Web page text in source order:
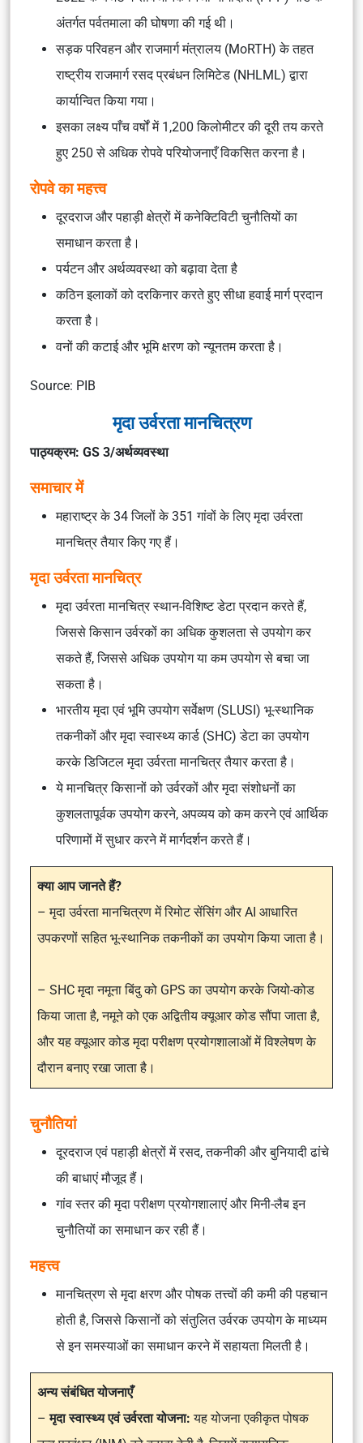
अंतर्गत पर्वतमाला की घोषणा की गई थी।
सड़क परिवहन और राजमार्ग मंत्रालय (MoRTH) के तहत
राष्ट्रीय राजमार्ग रसद प्रबंधन लिमिटेड (NHLML) द्वारा
कार्यान्वित किया गया।
इसका लक्ष्य पाँच वर्षों में 1,200 किलोमीटर की दूरी तय करते
हुए 250 से अधिक रोपवे परियोजनाएँ विकसित करना है।
रोपवे का महत्त्व
दूरदराज और पहाड़ी क्षेत्रों में कनेक्टिविटी चुनौतियों का
समाधान करता है।
पर्यटन और अर्थव्यवस्था को बढ़ावा देता है
कठिन इलाकों को दरकिनार करते हुए सीधा हवाई मार्ग प्रदान
करता है।
वनों की कटाई और भूमि क्षरण को न्यूनतम करता है।
Source: PIB
मृदा उर्वरता मानचित्रण
पाठ्यक्रम: GS 3/अर्थव्यवस्था
समाचार में
महाराष्ट्र के 34 जिलों के 351 गांवों के लिए मृदा उर्वरता
मानचित्र तैयार किए गए हैं।
मृदा उर्वरता मानचित्र
मृदा उर्वरता मानचित्र स्थान-विशिष्ट डेटा प्रदान करते हैं,
जिससे किसान उर्वरकों का अधिक कुशलता से उपयोग कर
सकते हैं, जिससे अधिक उपयोग या कम उपयोग से बचा जा
सकता है।
भारतीय मृदा एवं भूमि उपयोग सर्वेक्षण (SLUSI) भू-स्थानिक
तकनीकों और मृदा स्वास्थ्य कार्ड (SHC) डेटा का उपयोग
करके डिजिटल मृदा उर्वरता मानचित्र तैयार करता है।
ये मानचित्र किसानों को उर्वरकों और मृदा संशोधनों का
कुशलतापूर्वक उपयोग करने, अपव्यय को कम करने एवं आर्थिक
परिणामों में सुधार करने में मार्गदर्शन करते हैं।
क्या आप जानते हैं?
– मृदा उर्वरता मानचित्रण में रिमोट सेंसिंग और AI आधारित
उपकरणों सहित भू-स्थानिक तकनीकों का उपयोग किया जाता है।
– SHC मृदा नमूना बिंदु को GPS का उपयोग करके जियो-कोड
किया जाता है, नमूने को एक अद्वितीय क्यूआर कोड सौंपा जाता है,
और यह क्यूआर कोड मृदा परीक्षण प्रयोगशालाओं में विश्लेषण के
दौरान बनाए रखा जाता है।
चुनौतियां
दूरदराज एवं पहाड़ी क्षेत्रों में रसद, तकनीकी और बुनियादी ढांचे
की बाधाएं मौजूद हैं।
गांव स्तर की मृदा परीक्षण प्रयोगशालाएं और मिनी-लैब इन
चुनौतियों का समाधान कर रही हैं।
महत्त्व
मानचित्रण से मृदा क्षरण और पोषक तत्त्वों की कमी की पहचान
होती है, जिससे किसानों को संतुलित उर्वरक उपयोग के माध्यम
से इन समस्याओं का समाधान करने में सहायता मिलती है।
अन्य संबंधित योजनाएँ
–मृदा स्वास्थ्य एवं उर्वरता योजना:यह योजना एकीकृत पोषक